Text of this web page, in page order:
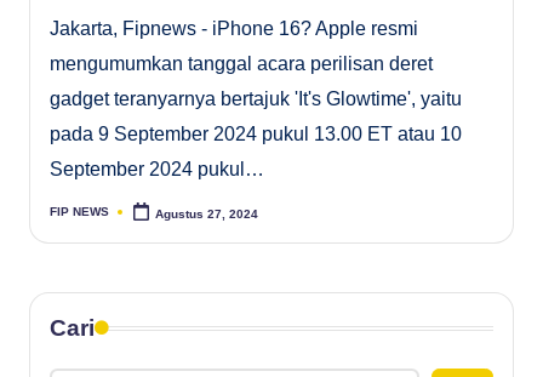
Jakarta, Fipnews - iPhone 16? Apple resmi
mengumumkan tanggal acara perilisan deret
gadget teranyarnya bertajuk 'It's Glowtime', yaitu
pada 9 September 2024 pukul 13.00 ET atau 10
September 2024 pukul…
Posted
FIP NEWS Agustus 27, 2024
Cari